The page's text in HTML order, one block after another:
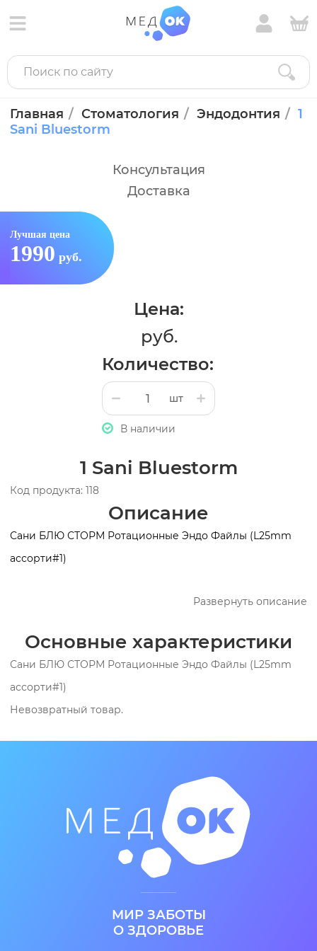
Главная Стоматология Эндодонтия
1
Sani Bluestorm
1 Sani Bluestorm
Код продукта: 118
Описание
Сани БЛЮ СТОРМ Ротационные Эндо Файлы (L25mm
ассорти#1)
Развернуть описание
Основные характеристики
Сани БЛЮ СТОРМ Ротационные Эндо Файлы (L25mm
ассорти#1)
Невозвратный товар.
Лучшая цена
1990 руб.
Цена:
руб.
Количество:
шт
В наличии
Консультация
Доставка
МИР ЗАБОТЫ
О ЗДОРОВЬЕ